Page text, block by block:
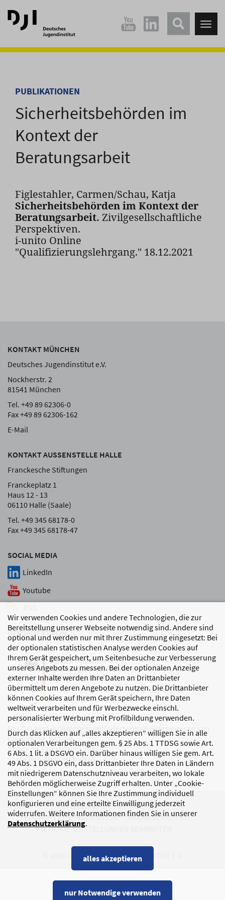
Direkt
zum
Hauptinhalt
Direkt
zum
Hauptmenü
Wir verwenden Cookies und andere Technologien, die zur
Bereitstellung unserer Webseite notwendig sind. Andere sind
optional und werden nur mit Ihrer Zustimmung eingesetzt: Bei
der optionalen statistischen Analyse werden Cookies auf
Ihrem Gerät gespeichert, um Seitenbesuche zur Verbesserung
unseres Angebots zu messen. Bei der optionalen Anzeige
externer Inhalte werden Ihre Daten an Drittanbieter
übermittelt um deren Angebote zu nutzen. Die Drittanbieter
können Cookies auf Ihrem Gerät speichern, Ihre Daten
weltweit verarbeiten und für Werbezwecke einschl.
personalisierter Werbung mit Profilbildung verwenden.
Durch das Klicken auf „alles akzeptieren“ willigen Sie in alle
optionalen Verarbeitungen gem. § 25 Abs. 1 TTDSG sowie Art.
6 Abs. 1 lit. a DSGVO ein. Darüber hinaus willigen Sie gem. Art.
49 Abs. 1 DSGVO ein, dass Drittanbieter Ihre Daten in Ländern
mit niedrigerem Datenschutzniveau verarbeiten, wo lokale
Behörden möglicherweise Zugriff erhalten. Unter „Cookie-
Einstellungen“ können Sie Ihre Zustimmung individuell
konfigurieren und eine erteilte Einwilligung jederzeit
widerrufen. Weitere Informationen finden Sie in unserer
Datenschutzerklärung.
alles akzeptieren
nur Notwendige verwenden
PUBLIKATIONEN
Sicherheitsbehörden im
Kontext der
Beratungsarbeit
Figlestahler, Carmen/Schau, Katja
Sicherheitsbehörden im Kontext der
Beratungsarbeit. Zivilgesellschaftliche
Perspektiven.
i-unito Online
"Qualifizierungslehrgang." 18.12.2021
SOCIAL MEDIA
LinkedIn
Youtube
KONTAKT MÜNCHEN
Deutsches Jugendinstitut e.V.
Nockherstr. 2
81541 München
Tel. +49 89 62306-0
Fax +49 89 62306-162
E-Mail
KONTAKT AUSSENSTELLE HALLE
Franckesche Stiftungen
Franckeplatz 1
Haus 12 - 13
06110 Halle (Saale)
Tel. +49 345 68178-0
Fax +49 345 68178-47
GEFÖRDERT VON
Das DJI wird größtenteils gefördert vom Bundesministerium
für Bildung, Familie,
Senioren, Frauen und Jugend
sowie den Bundesländern.
DATENSCHUTZ
IMPRESSUM
KORRUPTIONSPRÄVENTION
BARRIEREFREIHEIT
COOKIE-EINSTELLUNGEN BEARBEITEN
© 2026 DEUTSCHES JUGENDINSTITUT E.V.